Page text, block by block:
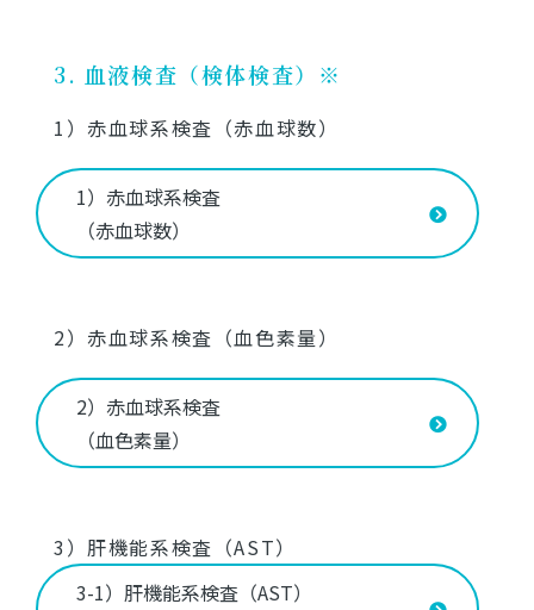
3. 血液検査（検体検査）※
1）赤血球系検査（赤血球数）
1）赤血球系検査
（赤血球数）
2）赤血球系検査（血色素量）
2）赤血球系検査
（血色素量）
3）肝機能系検査（AST）
3-1）肝機能系検査（AST）